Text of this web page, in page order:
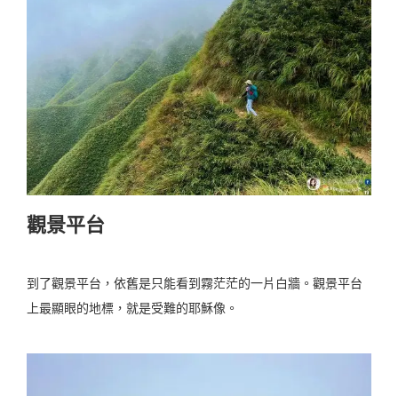
觀景平台
到了觀景平台，依舊是只能看到霧茫茫的一片白牆。觀景平台
上最顯眼的地標，就是受難的耶穌像。